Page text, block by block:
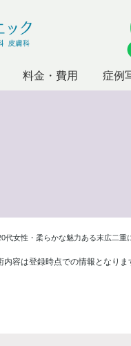
料金・費用 症例
20代女性・柔らかな魅力ある末広二
容は登録時点での情報となりま